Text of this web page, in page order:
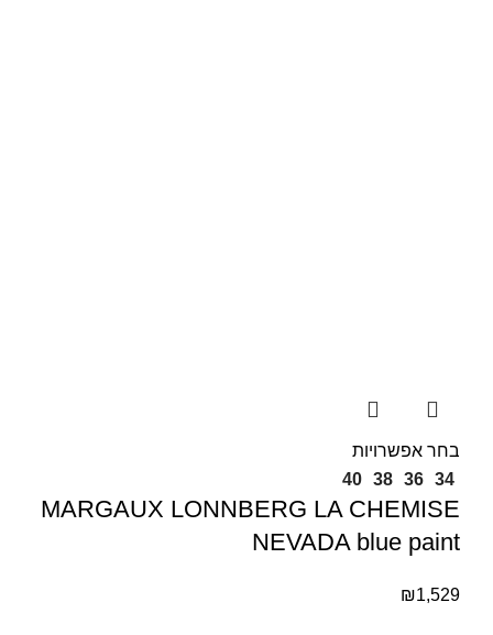
בחר אפשרויות
34
36
38
40
MARGAUX LONNBERG LA CHEMISE
NEVADA blue paint
₪1,529